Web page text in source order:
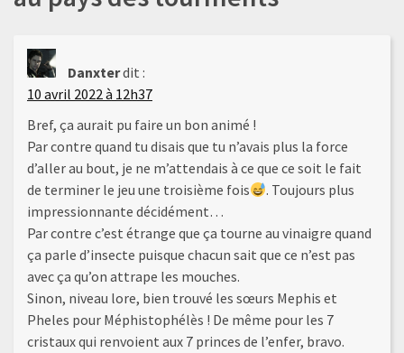
Danxterdit :
10 avril 2022 à 12h37
Bref, ça aurait pu faire un bon animé !
Par contre quand tu disais que tu n’avais plus la force
d’aller au bout, je ne m’attendais à ce que ce soit le fait
de terminer le jeu une troisième fois
. Toujours plus
impressionnante décidément…
Par contre c’est étrange que ça tourne au vinaigre quand
ça parle d’insecte puisque chacun sait que ce n’est pas
avec ça qu’on attrape les mouches.
Sinon, niveau lore, bien trouvé les sœurs Mephis et
Pheles pour Méphistophélès ! De même pour les 7
cristaux qui renvoient aux 7 princes de l’enfer, bravo.